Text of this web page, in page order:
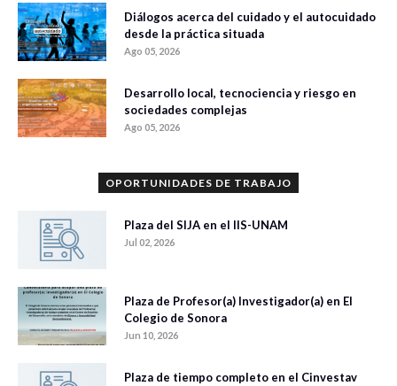
Diálogos acerca del cuidado y el autocuidado
desde la práctica situada
Ago 05, 2026
Desarrollo local, tecnociencia y riesgo en
sociedades complejas
Ago 05, 2026
OPORTUNIDADES DE TRABAJO
Plaza del SIJA en el IIS-UNAM
Jul 02, 2026
Plaza de Profesor(a) Investigador(a) en El
Colegio de Sonora
Jun 10, 2026
Plaza de tiempo completo en el Cinvestav